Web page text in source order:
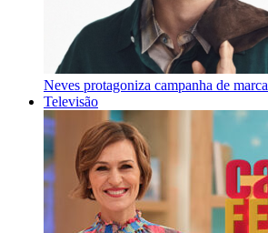
Neves protagoniza campanha de
Televisão